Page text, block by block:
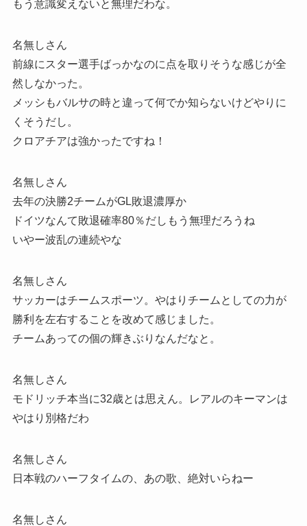
もう意識変えないと無理だわな。
名無しさん
前線にスター選手ばっかなのに点を取りそうな感じが全
然しなかった。
メッシもバルサの時と違って何でか知らないけどやりに
くそうだし。
クロアチアは強かったですね！
名無しさん
去年の決勝2チームがGL敗退濃厚か
ドイツなんて敗退確率80％だしもう無理だろうね
いやー波乱の連続やな
名無しさん
サッカーはチームスポーツ。やはりチームとしての力が
勝利を左右することを改めて感じました。
チームあっての個の輝きぶりなんだなと。
名無しさん
モドリッチ本当に32歳とは思えん。レアルのキーマンは
やはり別格だわ
名無しさん
日本戦のハーフタイムの、あの歌、絶対いらねー
名無しさん